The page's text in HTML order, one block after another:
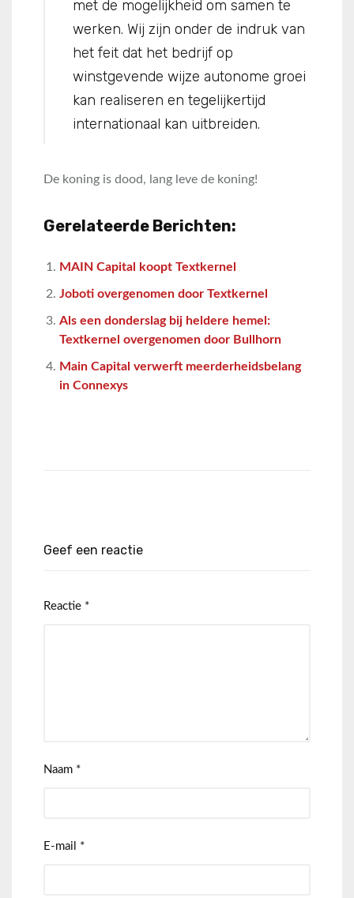
met de mogelijkheid om samen te
werken. Wij zijn onder de indruk van
het feit dat het bedrijf op
winstgevende wijze autonome groei
kan realiseren en tegelijkertijd
internationaal kan uitbreiden.
De koning is dood, lang leve de koning!
Gerelateerde Berichten:
MAIN Capital koopt Textkernel
Joboti overgenomen door Textkernel
Als een donderslag bij heldere hemel:
Textkernel overgenomen door Bullhorn
Main Capital verwerft meerderheidsbelang
in Connexys
Geef een reactie
Reactie *
Naam *
E-mail *